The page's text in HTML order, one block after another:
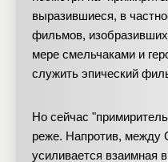
выразившиеся, в
фильмов,
мере смельчаками и
служить эпический
Но сейчас
реже. Напротив, между
усиливается взаимная